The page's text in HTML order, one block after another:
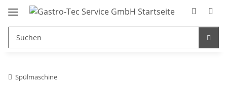
Spülmaschine